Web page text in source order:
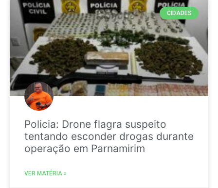
CIDADES
Policia: Drone flagra suspeito
tentando esconder drogas durante
operação em Parnamirim
VER MATÉRIA »